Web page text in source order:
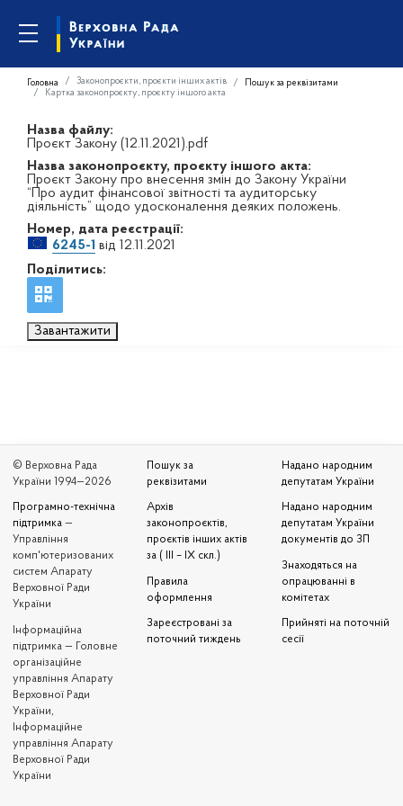
Головна Законопроєкти, проєкти інших актів
Пошук за реквізитами
Картка законопроєкту, проєкту іншого акта
Назва файлу:
Проєкт Закону (12.11.2021).pdf
Назва законопроєкту, проєкту іншого акта:
Проєкт Закону про внесення змін до Закону України
“Про аудит фінансової звітності та аудиторську
діяльність” щодо удосконалення деяких положень.
Номер, дата реєстрації:
6245-1 від 12.11.2021
Поділитись:
Завантажити
© Верховна Рада
України 1994—2026
Програмно-технічна
підтримка —
Управління
комп'ютеризованих
систем Апарату
Верховної Ради
України
Iнформаційна
підтримка — Головне
організаційне
управління Апарату
Верховної Ради
України,
Інформаційне
управління Апарату
Верховної Ради
України
Пошук за
реквізитами
Архів
законопроєктів,
проєктів інших актів
за ( III – IX скл.)
Правила
оформлення
Зареєстровані за
поточний тиждень
Надано народним
депутатам України
Надано народним
депутатам України
документів до ЗП
Знаходяться на
опрацюванні в
комітетах
Прийняті на поточній
сесії